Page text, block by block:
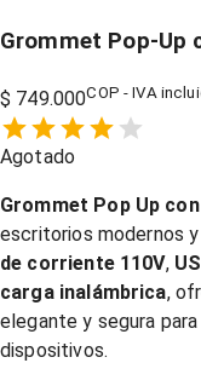
Grommet Pop-Up
$ 749.000COP - IVA
1 Star,
2 Stars,
3 Stars,
Agotado
Grommet Pop Up
escritorios modernos
de corriente 110V,
carga inalámbrica,
elegante y segura
dispositivos.